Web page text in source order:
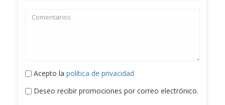
Acepto la política de privacidad
Deseo recibir promociones por correo electrónico.